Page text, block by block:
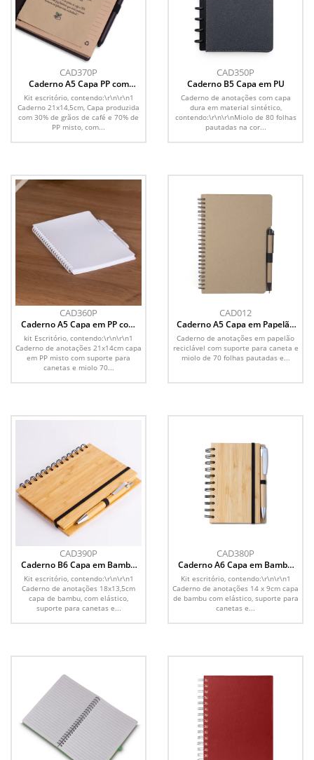
CAD370P
Caderno A5 Capa PP com
Caneta
Kit escritório, contendo:\r\n\r\n1
Caderno 21x14,5cm, Capa produzida
com 30% de grãos de café e 70% de
PP misto, com...
CAD350P
Caderno B5 Capa em PU
Caderno de anotações com capa
dura em material sintético,
contendo:\r\n\r\nMiolo de 80 folhas
pautadas na cor...
CAD360P
Caderno A5 Capa em PP com
caneta
kit Escritório, contendo:\r\n\r\n1
Caderno de anotações 21x14cm capa
em PP misto com suporte para
canetas e miolo 70...
CAD012
Caderno A5 Capa em Papelão
Reciclado c/ Caneta
Caderno de anotações em papelão
reciclável com suporte para caneta e
miolo de 70 folhas pautadas e...
CAD390P
Caderno B6 Capa em Bambu
com caneta (18x13cm)
Kit escritório, contendo:\r\n\r\n1
Caderno de anotações 18x13,5cm
capa de bambu, com elástico,
suporte para canetas e...
CAD380P
Caderno A6 Capa em Bambu
com caneta (14x09cm)
Kit escritório, contendo:\r\n\r\n1
Caderno de anotações 14 x 9cm capa
de bambu com elástico, suporte para
canetas e...